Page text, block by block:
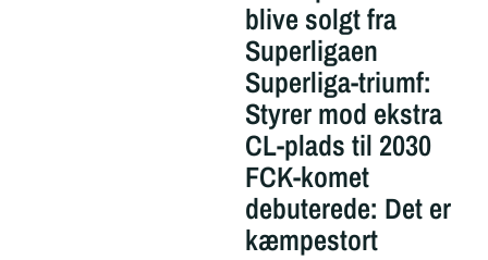
blive solgt fra
Superligaen
Superliga-triumf:
Styrer mod ekstra
CL-plads til 2030
FCK-komet
debuterede: Det er
kæmpestort